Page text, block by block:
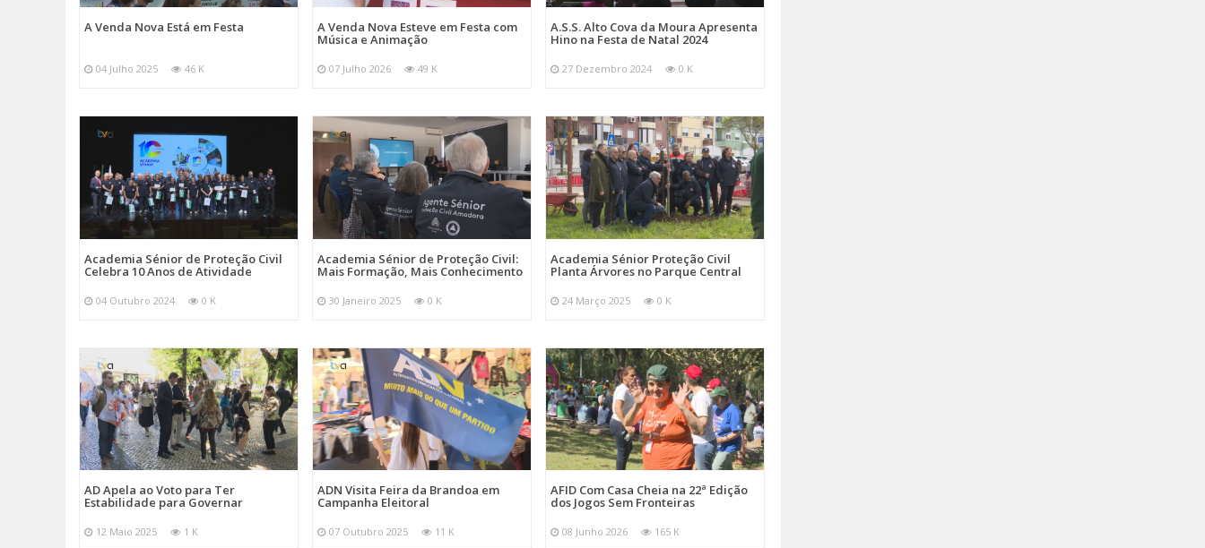
A Venda Nova Está em Festa
04 Julho 2025 46 K
A Venda Nova Esteve em Festa com
Música e Animação
07 Julho 2026 49 K
A.S.S. Alto Cova da Moura Apresenta
Hino na Festa de Natal 2024
27 Dezembro 2024 0 K
Academia Sénior de Proteção Civil
Celebra 10 Anos de Atividade
04 Outubro 2024 0 K
Academia Sénior de Proteção Civil:
Mais Formação, Mais Conhecimento
30 Janeiro 2025 0 K
Academia Sénior Proteção Civil
Planta Árvores no Parque Central
24 Março 2025 0 K
AD Apela ao Voto para Ter
Estabilidade para Governar
12 Maio 2025 1 K
ADN Visita Feira da Brandoa em
Campanha Eleitoral
07 Outubro 2025 11 K
AFID Com Casa Cheia na 22ª Edição
dos Jogos Sem Fronteiras
08 Junho 2026 165 K